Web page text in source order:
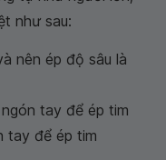
như sau:
nên ép độ sâu là
tay để ép tim
tay để ép tim